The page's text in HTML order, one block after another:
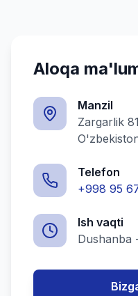
Aloqa
Manzil
Zargarlik
Telefon
+998 95
Ish vaqti
Dushanba